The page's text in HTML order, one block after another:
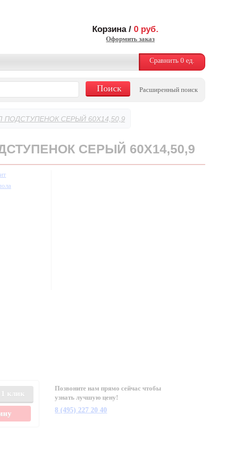
Корзина /0 руб.
Оформить заказ
Сравнить 0ед.
Расширенный поиск
СЕРЫЙ 60X14,50,9
СЕРЫЙ 60X14,50,9
клик
Позвоните нам прямо сейчас чтобы
узнать лучшую цену!
8 (495) 227 20 40